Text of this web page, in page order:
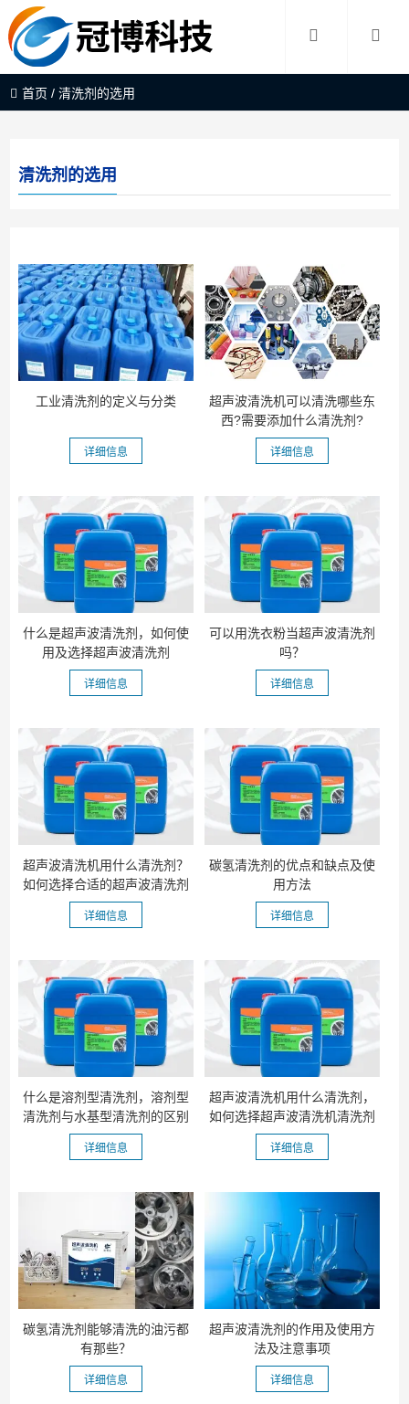
首页 /清洗剂的选用
清洗剂的选用
工业清洗剂的定义与分类
详细信息
超声波清洗机可以清洗哪些东
西?需要添加什么清洗剂?
详细信息
什么是超声波清洗剂，如何使
用及选择超声波清洗剂
详细信息
可以用洗衣粉当超声波清洗剂
吗？
详细信息
超声波清洗机用什么清洗剂？
如何选择合适的超声波清洗剂
详细信息
碳氢清洗剂的优点和缺点及使
用方法
详细信息
什么是溶剂型清洗剂，溶剂型
清洗剂与水基型清洗剂的区别
详细信息
超声波清洗机用什么清洗剂，
如何选择超声波清洗机清洗剂
详细信息
碳氢清洗剂能够清洗的油污都
有那些？
详细信息
超声波清洗剂的作用及使用方
法及注意事项
详细信息